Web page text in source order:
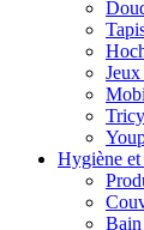
Hygiène et